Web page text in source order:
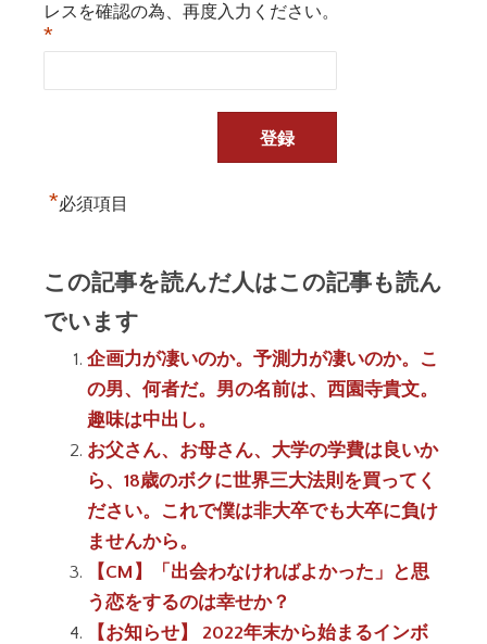
レスを確認の為、再度入力ください。
*
*必須項目
この記事を読んだ人はこの記事も読ん
でいます
企画力が凄いのか。予測力が凄いのか。こ
の男、何者だ。男の名前は、西園寺貴文。
趣味は中出し。
お父さん、お母さん、大学の学費は良いか
ら、18歳のボクに世界三大法則を買ってく
ださい。これで僕は非大卒でも大卒に負け
ませんから。
【CM】「出会わなければよかった」と思
う恋をするのは幸せか？
【お知らせ】 2022年末から始まるインボ